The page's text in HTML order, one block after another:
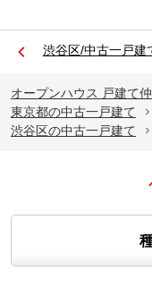
渋谷区/中古一戸建
オープンハウス 戸建て
東京都の中古一戸建て
渋谷区の中古一戸建て